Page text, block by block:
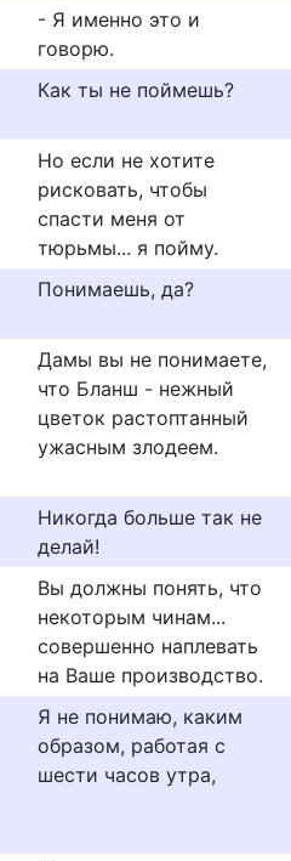
- Я именно это и
говорю.
Как ты не поймешь?
Но если не хотите
рисковать, чтобы
спасти меня от
тюрьмы... я пойму.
Понимаешь, да?
Дамы вы не понимаете,
что Бланш - нежный
цветок растоптанный
ужасным злодеем.
Никогда больше так не
делай!
Вы должны понять, что
некоторым чинам...
совершенно наплевать
на Ваше производство.
Я не понимаю, каким
образом, работая с
шести часов утра,